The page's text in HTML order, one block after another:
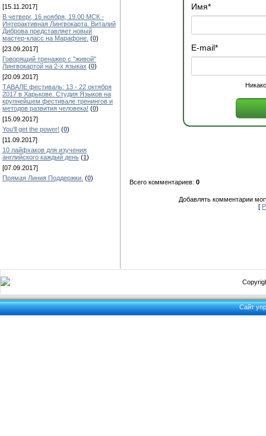
[15.11.2017]
В четверг, 16 ноября, 19.00 МСК -
Интерактивная Лингвокарта. Виталий
Диброва представляет новый
мастер-класс на Марафоне. (0)
[23.09.2017]
Говорящий тренажер с "живой"
Лингвокартой на 2-х языках (0)
[20.09.2017]
ТАВАЛЕ фестиваль: 13 - 22 октября
2017 в Харькове. Студия Языков на
крупнейшем фестивале тренингов и
методов развития человека! (0)
[15.09.2017]
You'll get the power! (0)
[11.09.2017]
10 лайфхаков для изучения
английского каждый день (1)
[07.09.2017]
Прямая Линия Поддержки. (0)
Имя*
E-mail*
Всего комментариев: 0
Добавлять комментарии
[
Сайт